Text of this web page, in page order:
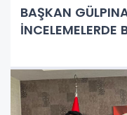
BAŞKAN
İNCELEMELERDE